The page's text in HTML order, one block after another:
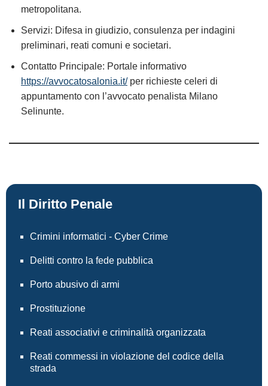
metropolitana.
Servizi: Difesa in giudizio, consulenza per indagini
preliminari, reati comuni e societari.
Contatto Principale: Portale informativo
https://avvocatosalonia.it/per richieste celeri di
appuntamento con l’avvocato penalista Milano
Selinunte.
Il Diritto Penale
Crimini informatici - Cyber Crime
Delitti contro la fede pubblica
Porto abusivo di armi
Prostituzione
Reati associativi e criminalità organizzata
Reati commessi in violazione del codice della
strada